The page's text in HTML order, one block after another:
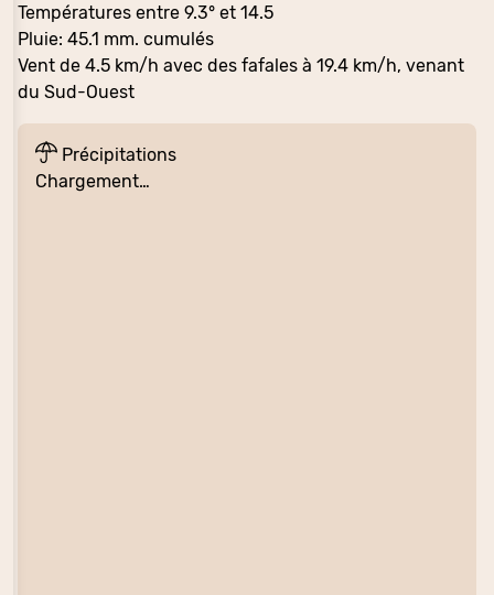
Températures entre 9.3° et 14.5
Pluie: 45.1 mm. cumulés
Vent de 4.5 km/h avec des fafales à 19.4 km/h, venant
du Sud-Ouest
Précipitations
Chargement…